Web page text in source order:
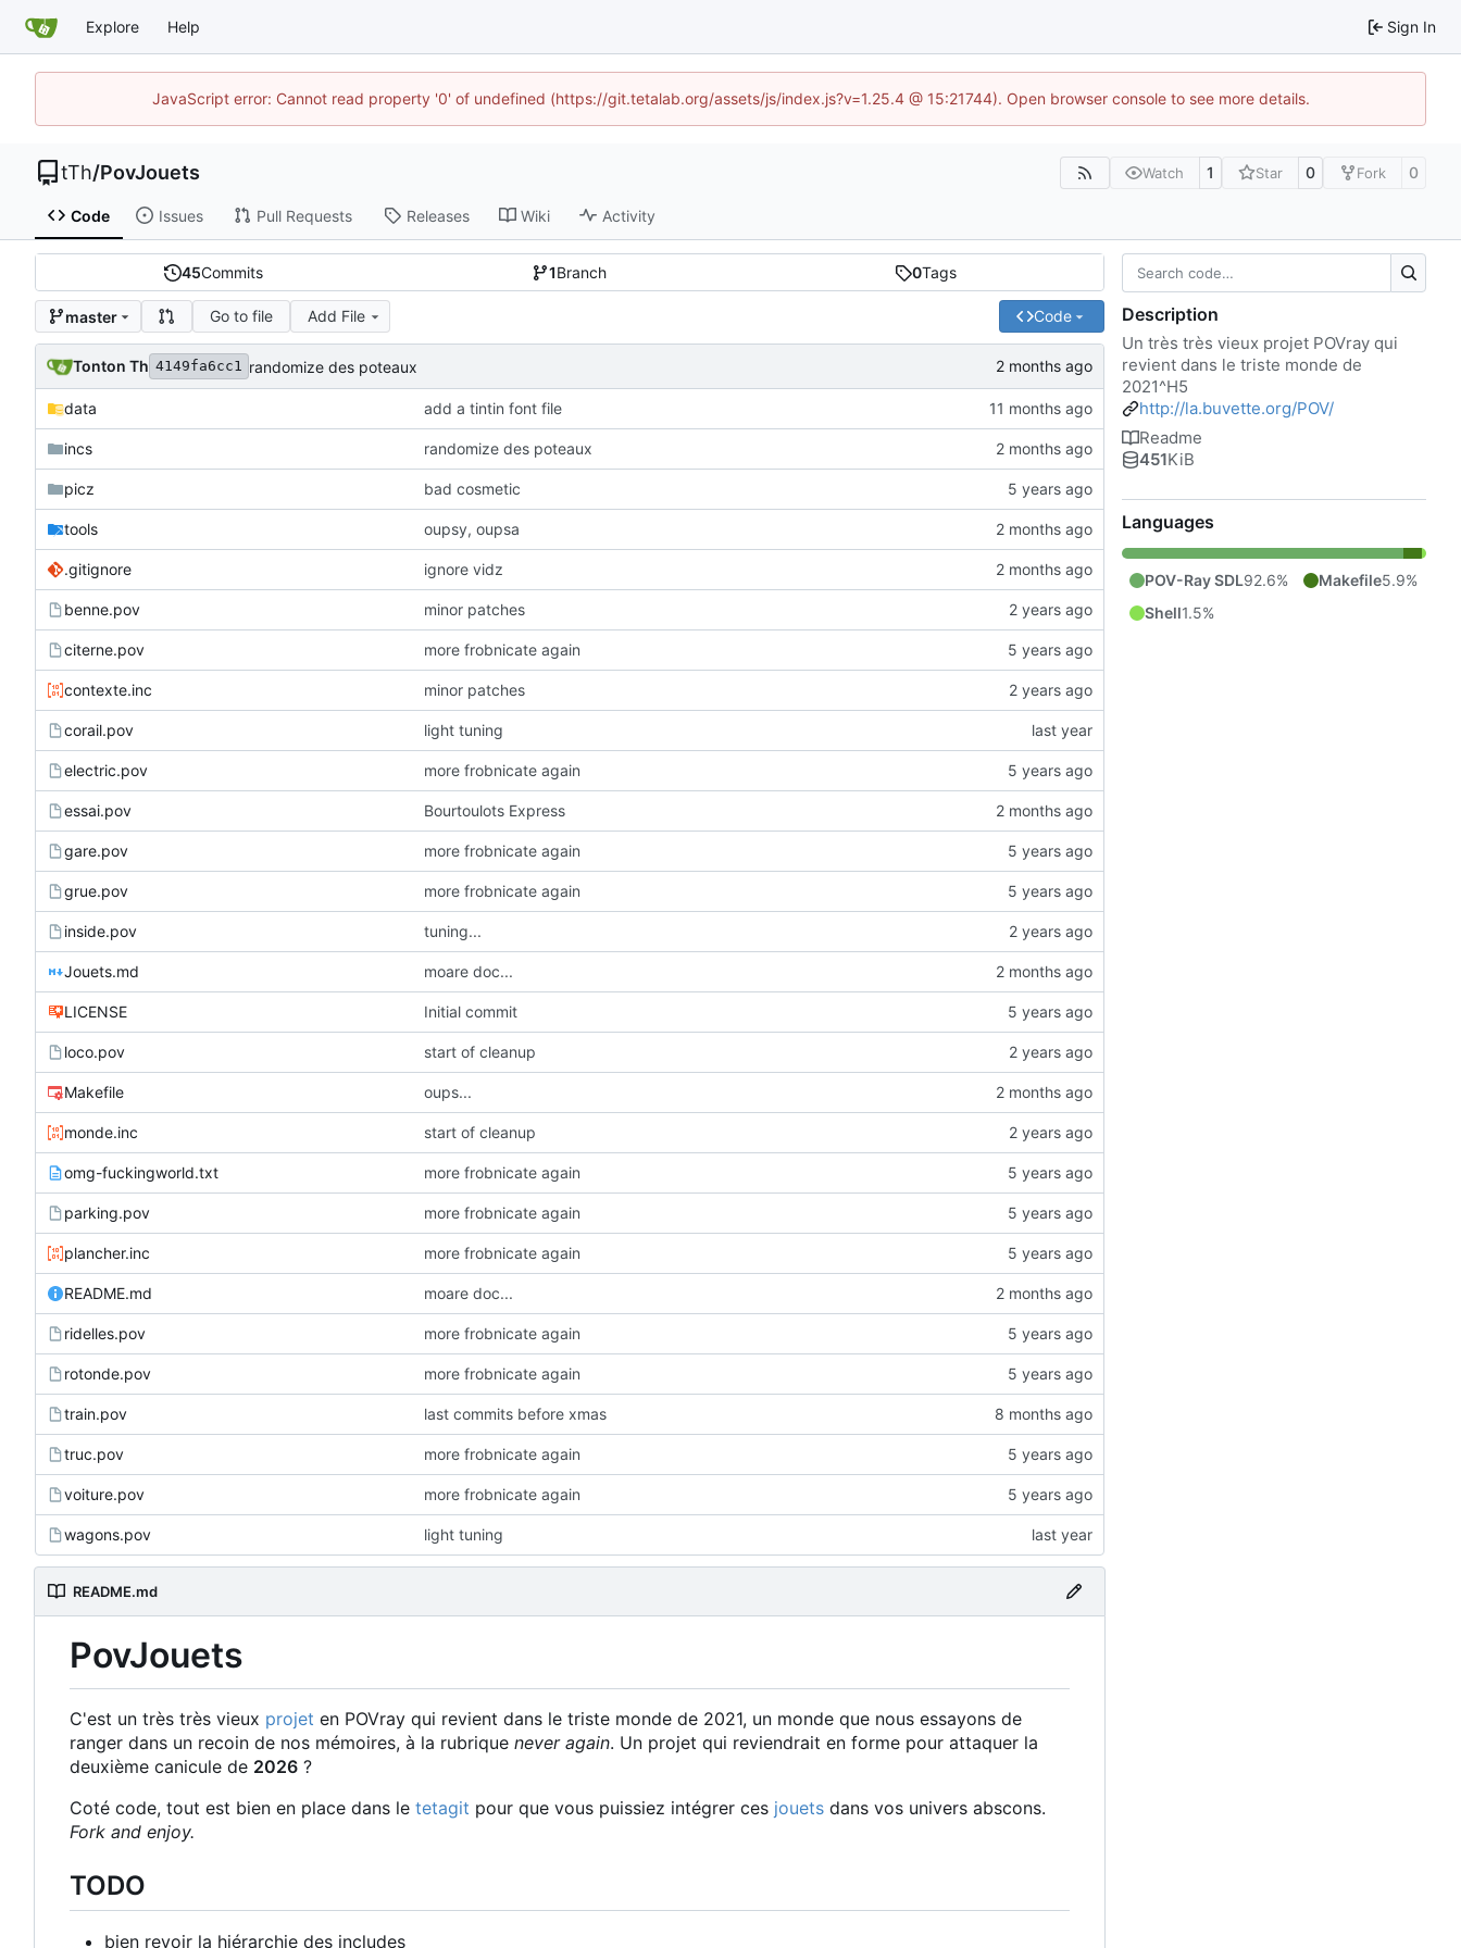
Explore Help Sign In
JavaScript error: Cannot read property '0' of undefined (https://git.tetalab.org/assets/js/index.js?v=1.25.4 @ 15:21744). Open browser console to see more details.
tTh/PovJouets Watch 1 Star 0 Fork 0
Code Issues Pull Requests Releases Wiki Activity
45Commits 1Branch 0Tags
master Go to file Add File Code
Tonton Th 4149fa6cc1 randomize des poteaux
data add a tintin font file
incs randomize des poteaux
picz bad cosmetic
tools oupsy, oupsa
.gitignore ignore vidz
benne.pov minor patches
citerne.pov more frobnicate again
contexte.inc minor patches
corail.pov light tuning
electric.pov more frobnicate again
essai.pov Bourtoulots Express
gare.pov more frobnicate again
grue.pov more frobnicate again
inside.pov tuning...
Jouets.md moare doc...
LICENSE Initial commit
loco.pov start of cleanup
Makefile oups...
monde.inc start of cleanup
omg-fuckingworld.txt more frobnicate again
parking.pov more frobnicate again
plancher.inc more frobnicate again
README.md moare doc...
ridelles.pov more frobnicate again
rotonde.pov more frobnicate again
train.pov last commits before xmas
truc.pov more frobnicate again
voiture.pov more frobnicate again
wagons.pov light tuning
README.md
PovJouets
C'est un très très vieux projet en POVray qui revient dans le triste monde de 2021, un monde que nous essayons de
ranger dans un recoin de nos mémoires, à la rubrique never again. Un projet qui reviendrait en forme pour attaquer la
deuxième canicule de 2026 ?
Coté code, tout est bien en place dans le tetagit pour que vous puissiez intégrer ces jouets dans vos univers abscons.
Fork and enjoy.
TODO
bien revoir la hiérarchie des includes
Description
Un très très vieux projet POVray qui
revient dans le triste monde de
2021^H5
http://la.buvette.org/POV/
Readme
451KiB
Languages
POV-Ray SDL92.6% Makefile5.9%
Shell1.5%